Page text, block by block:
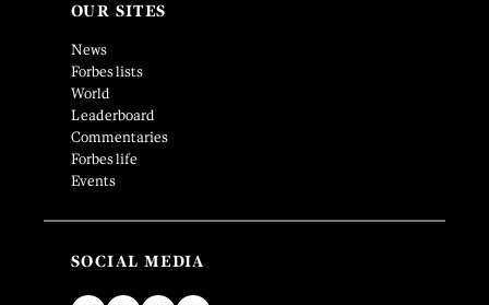
OUR SITES
News
Forbes lists
World
Leaderboard
Commentaries
Forbes life
Events
SOCIAL MEDIA